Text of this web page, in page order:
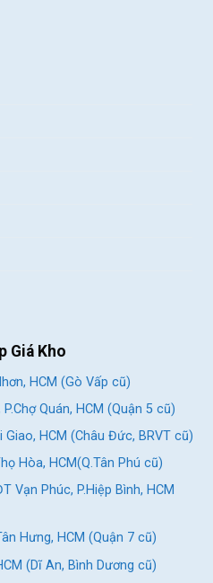
Giá Kho
HCM (Gò Vấp cũ)
Quán, HCM (Quận 5 cũ)
HCM (Châu Đức, BRVT cũ)
Hòa, HCM(Q.Tân Phú cũ)
Vạn Phúc, P.Hiệp Bình, HCM
Hưng, HCM (Quận 7 cũ)
(Dĩ An, Bình Dương cũ)